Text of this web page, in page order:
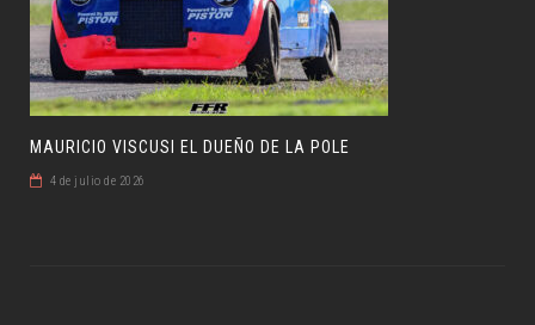
MAURICIO VISCUSI EL DUEÑO DE LA POLE
4 de julio de 2026